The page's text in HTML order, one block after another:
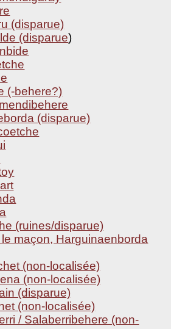
(disparue)
(disparue)
(-behere?)
(disparue)
(ruines/disparue)
maçon, Harguinaenborda
(non-localisée)
(non-localisée)
(disparue)
(non-localisée)
/ Salaberribehere (non-